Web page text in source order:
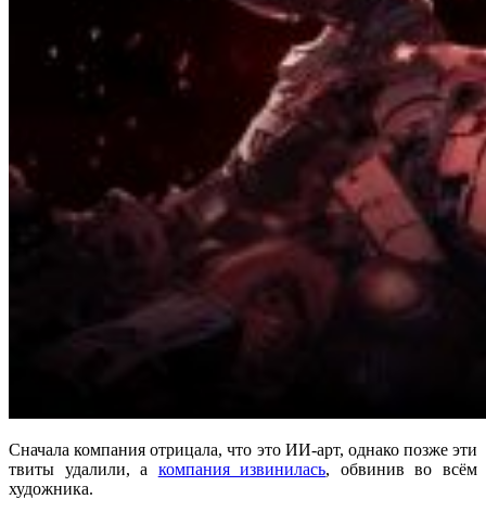
Сначала компания отрицала, что это ИИ-арт, однако позже эти
твиты удалили, а компания извинилась, обвинив во всём
художника.